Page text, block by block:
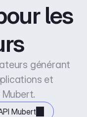
les
générant
et
Mubert